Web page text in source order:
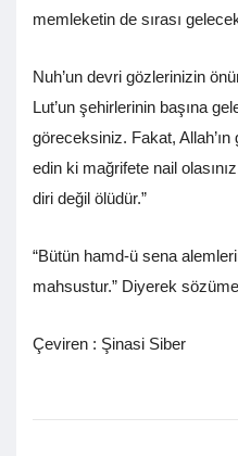
memleketin de sırası
Nuh’un devri gözlerinizin
Lut’un şehirlerinin başına
göreceksiniz. Fakat,
edin ki mağrifete nail
diri değil ölüdür.”
“Bütün hamd-ü sena
mahsustur.” Diyerek
Çeviren : Şinasi Siber